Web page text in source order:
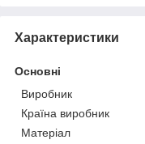
Характеристики
Основні
Виробник
Країна виробник
Матеріал